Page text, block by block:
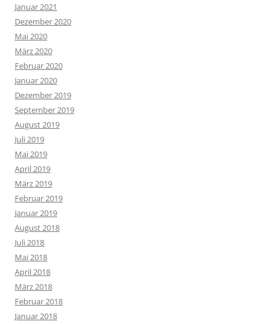
Januar 2021
Dezember 2020
Mai 2020
März 2020
Februar 2020
Januar 2020
Dezember 2019
September 2019
August 2019
Juli 2019
Mai 2019
April 2019
März 2019
Februar 2019
Januar 2019
August 2018
Juli 2018
Mai 2018
April 2018
März 2018
Februar 2018
Januar 2018